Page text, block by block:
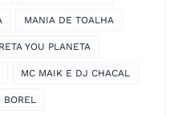
MANIA DE TOALHA
YOU PLANETA
MC MAIK E DJ CHACAL
BOREL